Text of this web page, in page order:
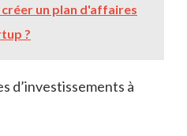
un plan d'affaires
?
d’investissements à